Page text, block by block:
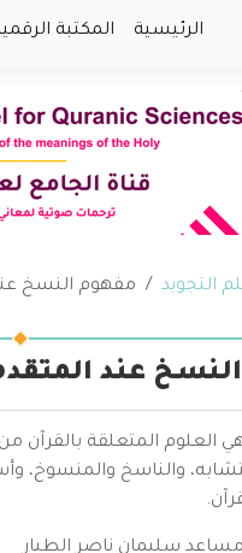
الرئيسية المكتبة
التجويد مفهوم النسخ
عند
العلوم المتعلقة بالقرآن
والناسخ والمنسوخ،
مساعد سليمان ناصر الطيار